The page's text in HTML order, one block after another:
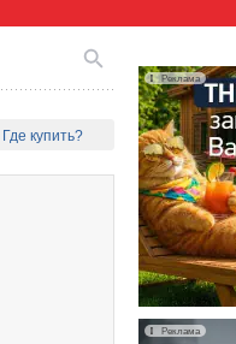
Где купить?
Реклама
Реклама